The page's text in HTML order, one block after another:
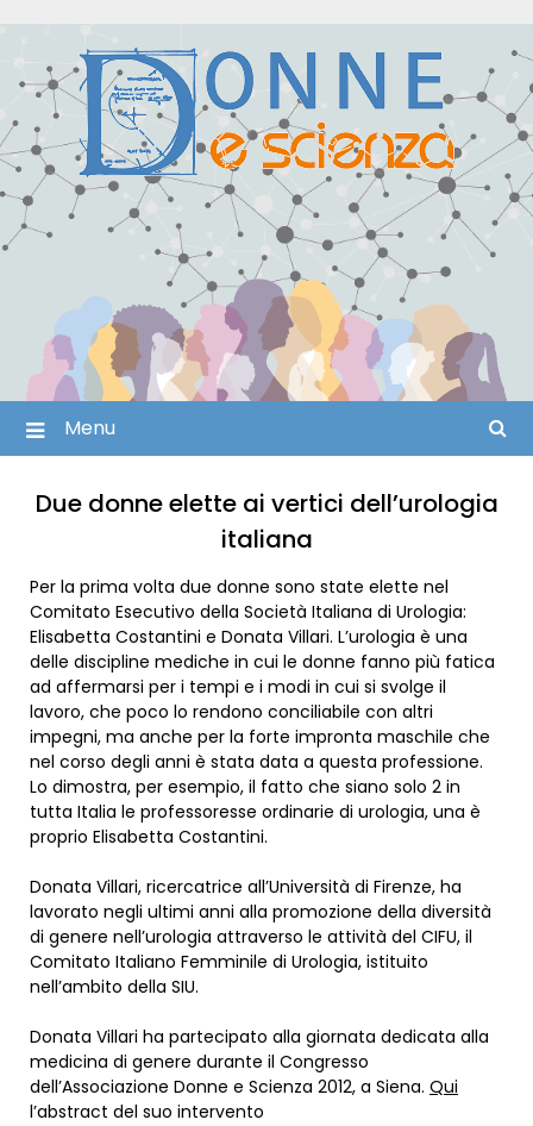
content
Menu
Due donne elette ai vertici dell’urologia
italiana
Per la prima volta due donne sono state elette nel
Comitato Esecutivo della Società Italiana di Urologia:
Elisabetta Costantini e Donata Villari. L’urologia è una
delle discipline mediche in cui le donne fanno più fatica
ad affermarsi per i tempi e i modi in cui si svolge il
lavoro, che poco lo rendono conciliabile con altri
impegni, ma anche per la forte impronta maschile che
nel corso degli anni è stata data a questa professione.
Lo dimostra, per esempio, il fatto che siano solo 2 in
tutta Italia le professoresse ordinarie di urologia, una è
proprio Elisabetta Costantini.
Donata Villari, ricercatrice all’Università di Firenze, ha
lavorato negli ultimi anni alla promozione della diversità
di genere nell’urologia attraverso le attività del CIFU, il
Comitato Italiano Femminile di Urologia, istituito
nell’ambito della SIU.
Donata Villari ha partecipato alla giornata dedicata alla
medicina di genere durante il Congresso
dell’Associazione Donne e Scienza 2012, a Siena. Qui
l’abstract del suo intervento